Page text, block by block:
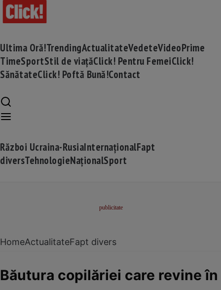
Ultima Oră!TrendingActualitateVedeteVideoPrime
TimeSportStil de viațăClick! Pentru FemeiClick!
SănătateClick! Poftă Bună!Contact
Război Ucraina-RusiaInternaționalFapt
diversTehnologieNaționalSport
HomeActualitateFapt divers
Băutura copilăriei care revine